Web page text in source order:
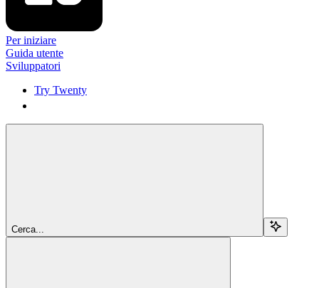
Per iniziare
Guida utente
Sviluppatori
Try Twenty
Cerca...